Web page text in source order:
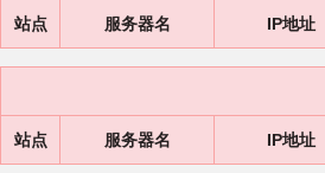
站点 服务器名 IP地址
站点 服务器名 IP地址